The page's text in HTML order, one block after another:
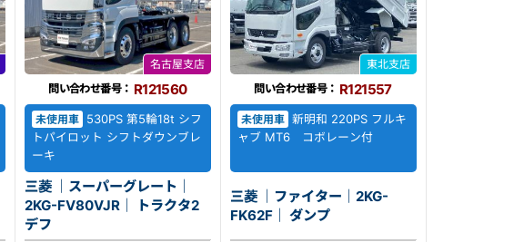
名古屋支店
問い合わせ番号： R121560
未使用車
530PS 第5輪18t シフ
トパイロット シフトダウンブレ
ーキ
三菱 ｜スーパーグレート｜
2KG-FV80VJR｜ トラクタ2
デフ
東北支店
問い合わせ番号： R121557
未使用車 新明和 220PS フルキ
ャブ MT6 コボレーン付
三菱 ｜ファイター｜2KG-
FK62F｜ ダンプ